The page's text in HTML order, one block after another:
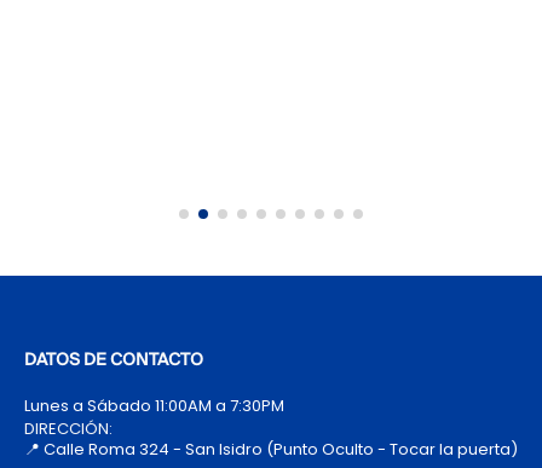
DATOS DE CONTACTO
Lunes a Sábado 11:00AM a 7:30PM
DIRECCIÓN:
📍 Calle Roma 324 - San Isidro (Punto Oculto - Tocar la puerta)